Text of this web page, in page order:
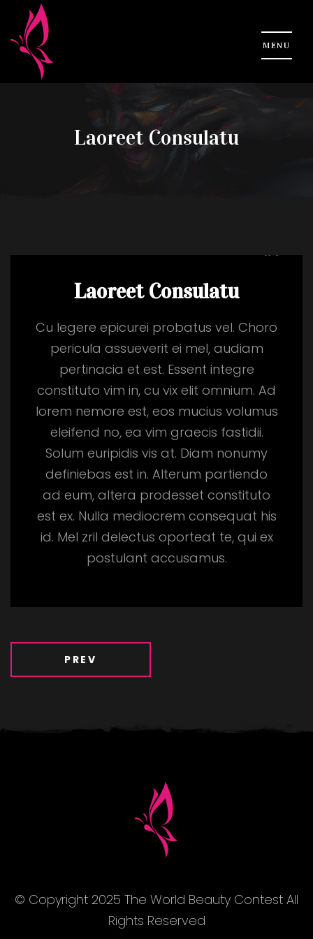
Laoreet Consulatu
Laoreet Consulatu
Cu legere epicurei probatus vel. Choro
pericula assueverit ei mel, audiam
pertinacia et est. Essent integre
constituto vim in, cu vix elit omnium. Ad
lorem nemore est, eos mucius volumus
eleifend no, ea vim graecis fastidii.
Solum euripidis vis at. Diam nonumy
definiebas est in. Alterum partiendo
ad eum, altera prodesset constituto
est ex. Nulla mediocrem consequat his
id. Mel zril delectus oporteat te, qui ex
postulant accusamus.
PREV
© Copyright 2025 The World Beauty Contest All
Rights Reserved